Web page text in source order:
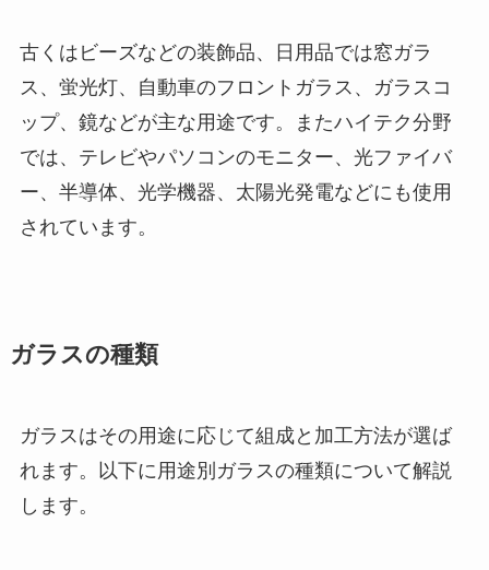
古くはビーズなどの装飾品、日用品では窓ガラ
ス、蛍光灯、自動車のフロントガラス、ガラスコ
ップ、鏡などが主な用途です。またハイテク分野
では、テレビやパソコンのモニター、光ファイバ
ー、半導体、光学機器、太陽光発電などにも使用
されています。
ガラスの種類
ガラスはその用途に応じて組成と加工方法が選ば
れます。以下に用途別ガラスの種類について解説
します。